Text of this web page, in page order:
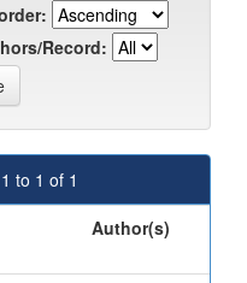
Record:
to 1 of 1
Author(s)